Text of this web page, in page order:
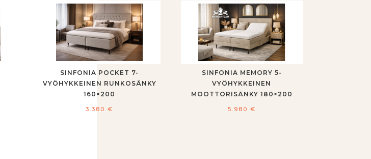
SINFONIA POCKET 7-
VYÖHYKKEINEN RUNKOSÄNKY
160×200
3.380€
SINFONIA MEMORY 5-
VYÖHYKKEINEN
MOOTTORISÄNKY 180×200
5.980 €